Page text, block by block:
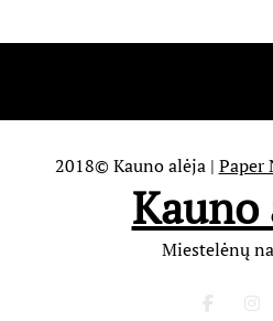
2018© Kauno alėja | Paper
Kauno
Miestelėnų